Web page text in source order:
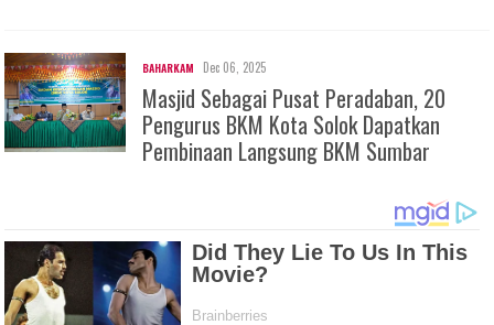
BAHARKAM Dec 06, 2025
Masjid Sebagai Pusat Peradaban, 20
Pengurus BKM Kota Solok Dapatkan
Pembinaan Langsung BKM Sumbar